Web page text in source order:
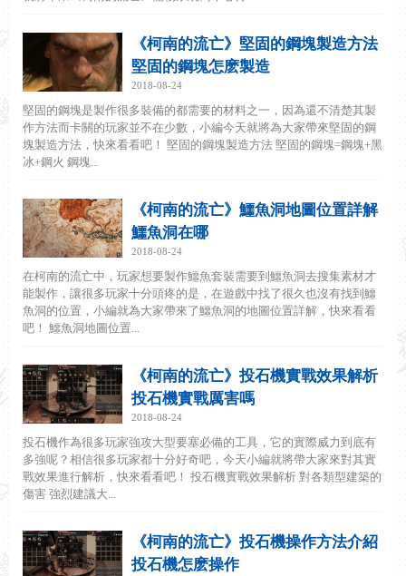
《柯南的流亡》堅固的鋼塊製造方法
堅固的鋼塊怎麽製造
2018-08-24
堅固的鋼塊是製作很多裝備的都需要的材料之一，因為還不清楚其製
作方法而卡關的玩家並不在少數，小編今天就將為大家帶來堅固的鋼
塊製造方法，快來看看吧！ 堅固的鋼塊製造方法 堅固的鋼塊=鋼塊+黑
冰+鋼火 鋼塊...
《柯南的流亡》鱷魚洞地圖位置詳解
鱷魚洞在哪
2018-08-24
在柯南的流亡中，玩家想要製作鱷魚套裝需要到鱷魚洞去搜集素材才
能製作，讓很多玩家十分頭疼的是，在遊戲中找了很久也沒有找到鱷
魚洞的位置，小編就為大家帶來了鱷魚洞的地圖位置詳解，快來看看
吧！ 鱷魚洞地圖位置...
《柯南的流亡》投石機實戰效果解析
投石機實戰厲害嗎
2018-08-24
投石機作為很多玩家強攻大型要塞必備的工具，它的實際威力到底有
多強呢？相信很多玩家都十分好奇吧，今天小編就將帶大家來對其實
戰效果進行解析，快來看看吧！ 投石機實戰效果解析 對各類型建築的
傷害 強烈建議大...
《柯南的流亡》投石機操作方法介紹
投石機怎麽操作